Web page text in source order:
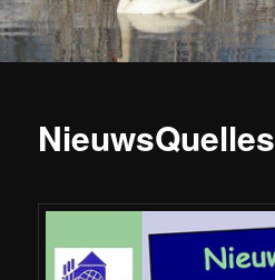
NieuwsQuelles